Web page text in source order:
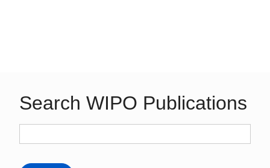
Search WIPO Publications